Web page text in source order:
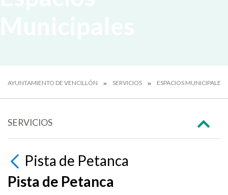
AYUNTAMIENTO DE VENCILLÓN SERVICIOS ESPACIOS MUNICIPALES
SERVICIOS
Pista de Petanca
Pista de Petanca